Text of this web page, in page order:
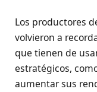
Los productores
volvieron a
que tienen de
estratégicos,
aumentar sus